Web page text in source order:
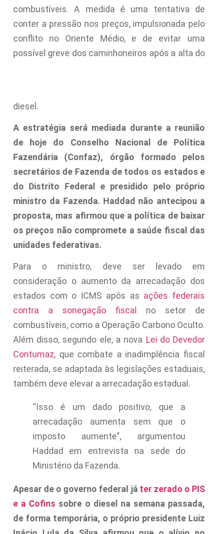
combustíveis. A medida é uma tentativa de
conter a pressão nos preços, impulsionada pelo
conflito no Oriente Médio, e de evitar uma
possível greve dos caminhoneiros após a alta do
diesel.
A estratégia será mediada durante a reunião
de hoje do Conselho Nacional de Política
Fazendária (Confaz), órgão formado pelos
secretários de Fazenda de todos os estados e
do Distrito Federal e presidido pelo próprio
ministro da Fazenda. Haddad não antecipou a
proposta, mas afirmou que a política de baixar
os preços não compromete a saúde fiscal das
unidades federativas.
Para o ministro, deve ser levado em
consideração o aumento da arrecadação dos
estados com o ICMS após as ações federais
contra a sonegação fiscal
no setor de
combustíveis, como a Operação Carbono Oculto.
Além disso, segundo ele, a nova Lei do Devedor
Contumaz, que combate a inadimplência fiscal
reiterada, se adaptada às legislações estaduais,
também deve elevar a arrecadação estadual.
“Isso é um dado positivo, que a
arrecadação aumenta sem que o
imposto aumente”, argumentou
Haddad em entrevista na sede do
Ministério da Fazenda.
Apesar de o governo federal já ter zerado o PIS
e a Cofins sobre o diesel na semana passada,
de forma temporária, o próprio presidente Luiz